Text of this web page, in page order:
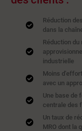
Réduction
dans la
Réduction
industrielle
Moins
avec un
Une base de
centrale des
Un taux de
MRO dont la